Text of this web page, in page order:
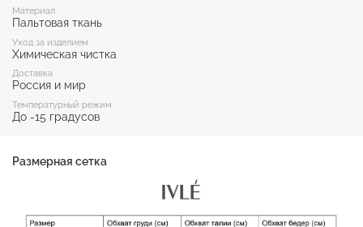
Материал
Пальтовая ткань
Уход за изделием
Химическая чистка
Доставка
Россия и мир
Температурный режим
До -15 градусов
Размерная сетка